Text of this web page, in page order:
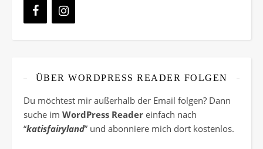
ÜBER WORDPRESS READER FOLGEN
Du möchtest mir außerhalb der Email folgen? Dann
suche im WordPress Reader einfach nach
“katisfairyland” und abonniere mich dort kostenlos.